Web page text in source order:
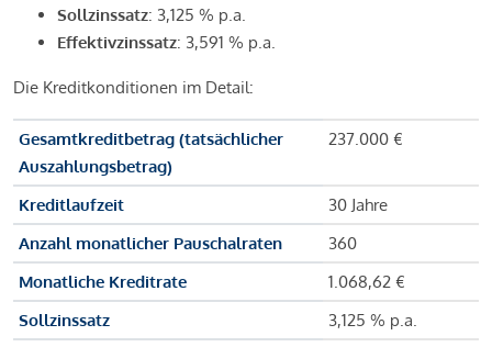
Sollzinssatz: 3,125 % p.a.
Effektivzinssatz: 3,591 % p.a.
Die Kreditkonditionen im Detail:
Gesamtkreditbetrag (tatsächlicher
Auszahlungsbetrag)
237.000 €
Kreditlaufzeit
30 Jahre
Anzahl monatlicher Pauschalraten
360
Monatliche Kreditrate
1.068,62 €
Sollzinssatz
3,125 % p.a.